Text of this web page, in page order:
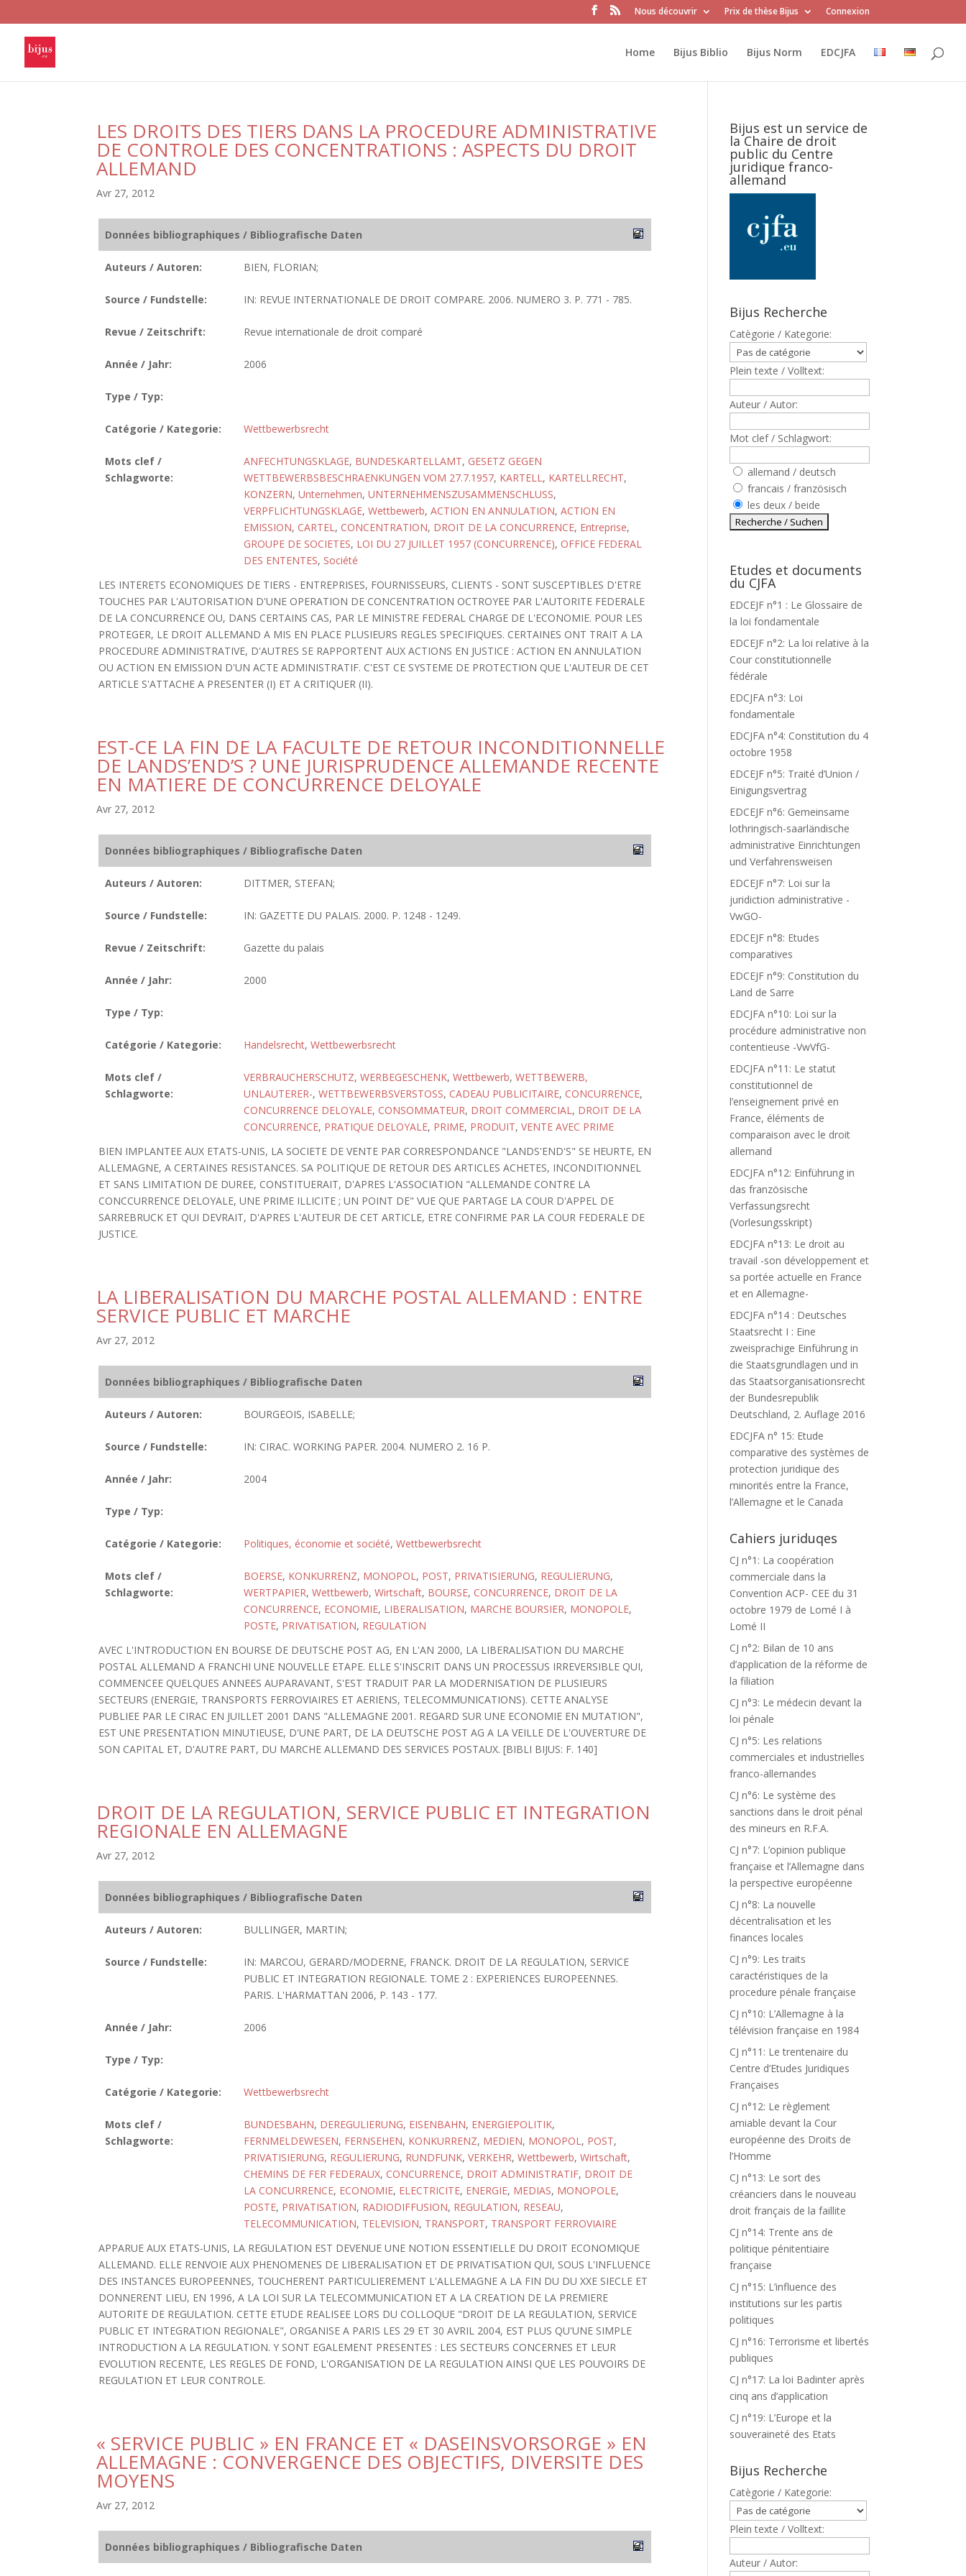
Nous découvrir Prix de thèse Bijus Connexion
Home Bijus Biblio Bijus Norm EDCJFA
LES DROITS DES TIERS DANS LA PROCEDURE ADMINISTRATIVE
DE CONTROLE DES CONCENTRATIONS : ASPECTS DU DROIT
ALLEMAND
Avr 27, 2012
Données bibliographiques / Bibliografische Daten
Auteurs / Autoren: BIEN, FLORIAN;
Source / Fundstelle: IN: REVUE INTERNATIONALE DE DROIT COMPARE. 2006. NUMERO 3. P. 771 - 785.
Revue / Zeitschrift: Revue internationale de droit comparé
Année / Jahr: 2006
Type / Typ:
Catégorie / Kategorie: Wettbewerbsrecht
Mots clef /
Schlagworte:
ANFECHTUNGSKLAGE, BUNDESKARTELLAMT, GESETZ GEGEN
WETTBEWERBSBESCHRAENKUNGEN VOM 27.7.1957, KARTELL, KARTELLRECHT,
KONZERN, Unternehmen, UNTERNEHMENSZUSAMMENSCHLUSS,
VERPFLICHTUNGSKLAGE, Wettbewerb, ACTION EN ANNULATION, ACTION EN
EMISSION, CARTEL, CONCENTRATION, DROIT DE LA CONCURRENCE, Entreprise,
GROUPE DE SOCIETES, LOI DU 27 JUILLET 1957 (CONCURRENCE), OFFICE FEDERAL
DES ENTENTES, Société
LES INTERETS ECONOMIQUES DE TIERS - ENTREPRISES, FOURNISSEURS, CLIENTS - SONT SUSCEPTIBLES D'ETRE
TOUCHES PAR L'AUTORISATION D'UNE OPERATION DE CONCENTRATION OCTROYEE PAR L'AUTORITE FEDERALE
DE LA CONCURRENCE OU, DANS CERTAINS CAS, PAR LE MINISTRE FEDERAL CHARGE DE L'ECONOMIE. POUR LES
PROTEGER, LE DROIT ALLEMAND A MIS EN PLACE PLUSIEURS REGLES SPECIFIQUES. CERTAINES ONT TRAIT A LA
PROCEDURE ADMINISTRATIVE, D'AUTRES SE RAPPORTENT AUX ACTIONS EN JUSTICE : ACTION EN ANNULATION
OU ACTION EN EMISSION D'UN ACTE ADMINISTRATIF. C'EST CE SYSTEME DE PROTECTION QUE L'AUTEUR DE CET
ARTICLE S'ATTACHE A PRESENTER (I) ET A CRITIQUER (II).
EST-CE LA FIN DE LA FACULTE DE RETOUR INCONDITIONNELLE
DE LANDS’END’S ? UNE JURISPRUDENCE ALLEMANDE RECENTE
EN MATIERE DE CONCURRENCE DELOYALE
Avr 27, 2012
Données bibliographiques / Bibliografische Daten
Auteurs / Autoren: DITTMER, STEFAN;
Source / Fundstelle: IN: GAZETTE DU PALAIS. 2000. P. 1248 - 1249.
Revue / Zeitschrift: Gazette du palais
Année / Jahr: 2000
Type / Typ:
Catégorie / Kategorie: Handelsrecht, Wettbewerbsrecht
Mots clef /
Schlagworte:
VERBRAUCHERSCHUTZ, WERBEGESCHENK, Wettbewerb, WETTBEWERB,
UNLAUTERER-, WETTBEWERBSVERSTOSS, CADEAU PUBLICITAIRE, CONCURRENCE,
CONCURRENCE DELOYALE, CONSOMMATEUR, DROIT COMMERCIAL, DROIT DE LA
CONCURRENCE, PRATIQUE DELOYALE, PRIME, PRODUIT, VENTE AVEC PRIME
BIEN IMPLANTEE AUX ETATS-UNIS, LA SOCIETE DE VENTE PAR CORRESPONDANCE "LANDS'END'S" SE HEURTE, EN
ALLEMAGNE, A CERTAINES RESISTANCES. SA POLITIQUE DE RETOUR DES ARTICLES ACHETES, INCONDITIONNEL
ET SANS LIMITATION DE DUREE, CONSTITUERAIT, D'APRES L'ASSOCIATION "ALLEMANDE CONTRE LA
CONCCURRENCE DELOYALE, UNE PRIME ILLICITE ; UN POINT DE" VUE QUE PARTAGE LA COUR D'APPEL DE
SARREBRUCK ET QUI DEVRAIT, D'APRES L'AUTEUR DE CET ARTICLE, ETRE CONFIRME PAR LA COUR FEDERALE DE
JUSTICE.
LA LIBERALISATION DU MARCHE POSTAL ALLEMAND : ENTRE
SERVICE PUBLIC ET MARCHE
Avr 27, 2012
Données bibliographiques / Bibliografische Daten
Auteurs / Autoren: BOURGEOIS, ISABELLE;
Source / Fundstelle: IN: CIRAC. WORKING PAPER. 2004. NUMERO 2. 16 P.
Année / Jahr: 2004
Type / Typ:
Catégorie / Kategorie: Politiques, économie et société, Wettbewerbsrecht
Mots clef /
Schlagworte:
BOERSE, KONKURRENZ, MONOPOL, POST, PRIVATISIERUNG, REGULIERUNG,
WERTPAPIER, Wettbewerb, Wirtschaft, BOURSE, CONCURRENCE, DROIT DE LA
CONCURRENCE, ECONOMIE, LIBERALISATION, MARCHE BOURSIER, MONOPOLE,
POSTE, PRIVATISATION, REGULATION
AVEC L'INTRODUCTION EN BOURSE DE DEUTSCHE POST AG, EN L'AN 2000, LA LIBERALISATION DU MARCHE
POSTAL ALLEMAND A FRANCHI UNE NOUVELLE ETAPE. ELLE S'INSCRIT DANS UN PROCESSUS IRREVERSIBLE QUI,
COMMENCEE QUELQUES ANNEES AUPARAVANT, S'EST TRADUIT PAR LA MODERNISATION DE PLUSIEURS
SECTEURS (ENERGIE, TRANSPORTS FERROVIAIRES ET AERIENS, TELECOMMUNICATIONS). CETTE ANALYSE
PUBLIEE PAR LE CIRAC EN JUILLET 2001 DANS "ALLEMAGNE 2001. REGARD SUR UNE ECONOMIE EN MUTATION",
EST UNE PRESENTATION MINUTIEUSE, D'UNE PART, DE LA DEUTSCHE POST AG A LA VEILLE DE L'OUVERTURE DE
SON CAPITAL ET, D'AUTRE PART, DU MARCHE ALLEMAND DES SERVICES POSTAUX. [BIBLI BIJUS: F. 140]
DROIT DE LA REGULATION, SERVICE PUBLIC ET INTEGRATION
REGIONALE EN ALLEMAGNE
Avr 27, 2012
Données bibliographiques / Bibliografische Daten
Auteurs / Autoren: BULLINGER, MARTIN;
Source / Fundstelle:
IN: MARCOU, GERARD/MODERNE, FRANCK. DROIT DE LA REGULATION, SERVICE
PUBLIC ET INTEGRATION REGIONALE. TOME 2 : EXPERIENCES EUROPEENNES.
PARIS. L'HARMATTAN 2006, P. 143 - 177.
Année / Jahr: 2006
Type / Typ:
Catégorie / Kategorie: Wettbewerbsrecht
Mots clef /
Schlagworte:
BUNDESBAHN, DEREGULIERUNG, EISENBAHN, ENERGIEPOLITIK,
FERNMELDEWESEN, FERNSEHEN, KONKURRENZ, MEDIEN, MONOPOL, POST,
PRIVATISIERUNG, REGULIERUNG, RUNDFUNK, VERKEHR, Wettbewerb, Wirtschaft,
CHEMINS DE FER FEDERAUX, CONCURRENCE, DROIT ADMINISTRATIF, DROIT DE
LA CONCURRENCE, ECONOMIE, ELECTRICITE, ENERGIE, MEDIAS, MONOPOLE,
POSTE, PRIVATISATION, RADIODIFFUSION, REGULATION, RESEAU,
TELECOMMUNICATION, TELEVISION, TRANSPORT, TRANSPORT FERROVIAIRE
APPARUE AUX ETATS-UNIS, LA REGULATION EST DEVENUE UNE NOTION ESSENTIELLE DU DROIT ECONOMIQUE
ALLEMAND. ELLE RENVOIE AUX PHENOMENES DE LIBERALISATION ET DE PRIVATISATION QUI, SOUS L'INFLUENCE
DES INSTANCES EUROPEENNES, TOUCHERENT PARTICULIEREMENT L'ALLEMAGNE A LA FIN DU DU XXE SIECLE ET
DONNERENT LIEU, EN 1996, A LA LOI SUR LA TELECOMMUNICATION ET A LA CREATION DE LA PREMIERE
AUTORITE DE REGULATION. CETTE ETUDE REALISEE LORS DU COLLOQUE "DROIT DE LA REGULATION, SERVICE
PUBLIC ET INTEGRATION REGIONALE", ORGANISE A PARIS LES 29 ET 30 AVRIL 2004, EST PLUS QU'UNE SIMPLE
INTRODUCTION A LA REGULATION. Y SONT EGALEMENT PRESENTES : LES SECTEURS CONCERNES ET LEUR
EVOLUTION RECENTE, LES REGLES DE FOND, L'ORGANISATION DE LA REGULATION AINSI QUE LES POUVOIRS DE
REGULATION ET LEUR CONTROLE.
« SERVICE PUBLIC » EN FRANCE ET « DASEINSVORSORGE » EN
ALLEMAGNE : CONVERGENCE DES OBJECTIFS, DIVERSITE DES
MOYENS
Avr 27, 2012
Données bibliographiques / Bibliografische Daten
Bijus est un service de
la Chaire de droit
public du Centre
juridique franco-
allemand
Bijus Recherche
Catègorie / Kategorie:
Plein texte / Volltext:
Auteur / Autor:
Mot clef / Schlagwort:
allemand / deutsch
francais / französisch
les deux / beide
Etudes et documents
du CJFA
EDCEJF n°1 : Le Glossaire de
la loi fondamentale
EDCEJF n°2: La loi relative à la
Cour constitutionnelle
fédérale
EDCJFA n°3: Loi
fondamentale
EDCJFA n°4: Constitution du 4
octobre 1958
EDCEJF n°5: Traité d’Union /
Einigungsvertrag
EDCEJF n°6: Gemeinsame
lothringisch-saarländische
administrative Einrichtungen
und Verfahrensweisen
EDCEJF n°7: Loi sur la
juridiction administrative -
VwGO-
EDCEJF n°8: Etudes
comparatives
EDCEJF n°9: Constitution du
Land de Sarre
EDCJFA n°10: Loi sur la
procédure administrative non
contentieuse -VwVfG-
EDCJFA n°11: Le statut
constitutionnel de
l’enseignement privé en
France, éléments de
comparaison avec le droit
allemand
EDCJFA n°12: Einführung in
das französische
Verfassungsrecht
(Vorlesungsskript)
EDCJFA n°13: Le droit au
travail -son développement et
sa portée actuelle en France
et en Allemagne-
EDCJFA n°14 : Deutsches
Staatsrecht I : Eine
zweisprachige Einführung in
die Staatsgrundlagen und in
das Staatsorganisationsrecht
der Bundesrepublik
Deutschland, 2. Auflage 2016
EDCJFA n° 15: Etude
comparative des systèmes de
protection juridique des
minorités entre la France,
l’Allemagne et le Canada
Cahiers juriduqes
CJ n°1: La coopération
commerciale dans la
Convention ACP- CEE du 31
octobre 1979 de Lomé I à
Lomé II
CJ n°2: Bilan de 10 ans
d’application de la réforme de
la filiation
CJ n°3: Le médecin devant la
loi pénale
CJ n°5: Les relations
commerciales et industrielles
franco-allemandes
CJ n°6: Le système des
sanctions dans le droit pénal
des mineurs en R.F.A.
CJ n°7: L’opinion publique
française et l’Allemagne dans
la perspective européenne
CJ n°8: La nouvelle
décentralisation et les
finances locales
CJ n°9: Les traits
caractéristiques de la
procedure pénale française
CJ n°10: L’Allemagne à la
télévision française en 1984
CJ n°11: Le trentenaire du
Centre d’Etudes Juridiques
Françaises
CJ n°12: Le règlement
amiable devant la Cour
européenne des Droits de
l’Homme
CJ n°13: Le sort des
créanciers dans le nouveau
droit français de la faillite
CJ n°14: Trente ans de
politique pénitentiaire
française
CJ n°15: L’influence des
institutions sur les partis
politiques
CJ n°16: Terrorisme et libertés
publiques
CJ n°17: La loi Badinter après
cinq ans d’application
CJ n°19: L’Europe et la
souveraineté des Etats
Bijus Recherche
Catègorie / Kategorie:
Plein texte / Volltext:
Auteur / Autor: